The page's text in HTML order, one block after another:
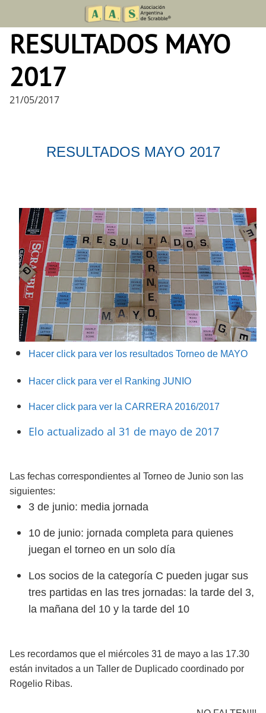
content
RESULTADOS MAYO
2017
21/05/2017
RESULTADOS MAYO 2017
Hacer click para ver los resultados Torneo de MAYO
Hacer click para ver el Ranking JUNIO
Hacer click para ver la CARRERA 2016/2017
Elo actualizado al 31 de mayo de 2017
Las fechas correspondientes al Torneo de Junio son las
siguientes:
3 de junio: media jornada
10 de junio: jornada completa para quienes
juegan el torneo en un solo día
Los socios de la categoría C pueden jugar sus
tres partidas en las tres jornadas: la tarde del 3,
la mañana del 10 y la tarde del 10
Les recordamos que el miércoles 31 de mayo a las 17.30
están invitados a un Taller de Duplicado coordinado por
Rogelio Ribas.